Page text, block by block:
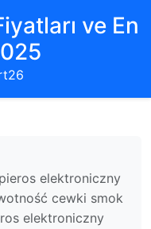
ve En
elektroniczny
cewki smok
elektroniczny